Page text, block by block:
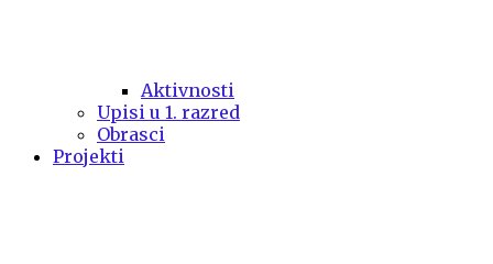
Aktivnosti
Upisi u 1. razred
Obrasci
Projekti